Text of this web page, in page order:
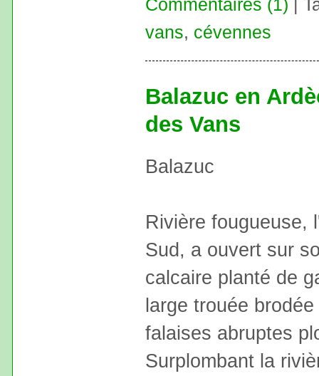
Commentaires (1) |
vans, cévennes
Balazuc en
des Vans
Balazuc
Rivière fougueuse,
Sud, a ouvert sur
calcaire planté de
large trouée
falaises abruptes
Surplombant la